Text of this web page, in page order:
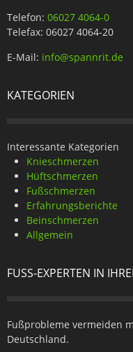
Telefon: 06027 4064-0
Telefax: 06027 4064-20
E-Mail: info@spannrit.de
KATEGORIEN
Interessante Kategorien
Knieschmerzen
Hüftschmerzen
Fußschmerzen
Erfahrungsberichte
Beinschmerzen
Allgemein
FUSS-EXPERTEN IN
Fußprobleme vermeiden
Deutschland.